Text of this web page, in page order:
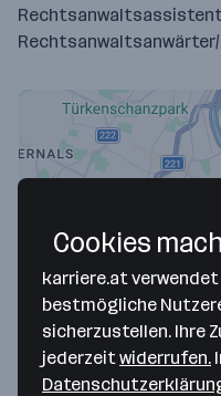
PROBST
Cookies
karriere.at verwendet
bestmögliche
sicherzustellen. Ihre
jederzeit widerrufen.